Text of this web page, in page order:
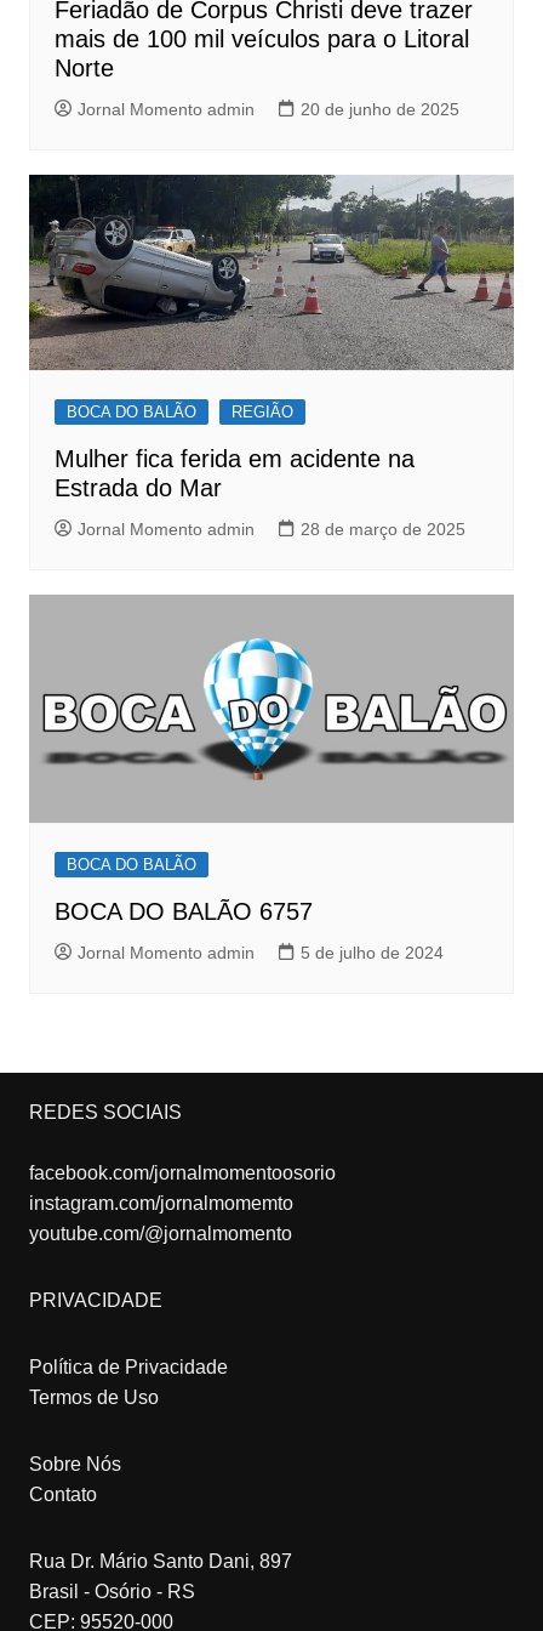
Feriadão de Corpus Christi deve trazer
mais de 100 mil veículos para o Litoral
Norte
Jornal Momento admin 20 de junho de 2025
BOCA DO BALÃO REGIÃO
Mulher fica ferida em acidente na
Estrada do Mar
Jornal Momento admin 28 de março de 2025
BOCA DO BALÃO
BOCA DO BALÃO 6757
Jornal Momento admin 5 de julho de 2024
REDES SOCIAIS
facebook.com/jornalmomentoosorio
instagram.com/jornalmomemto
youtube.com/@jornalmomento
PRIVACIDADE
Política de Privacidade
Termos de Uso
Sobre Nós
Contato
Rua Dr. Mário Santo Dani, 897
Brasil - Osório - RS
CEP: 95520-000